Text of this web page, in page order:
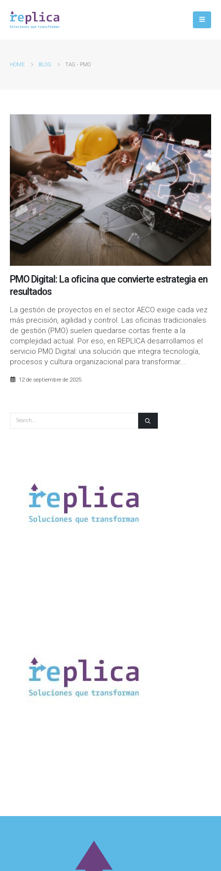
HOME BLOG TAG - PMO
PMO Digital: La oficina que convierte estrategia en
resultados
La gestión de proyectos en el sector AECO exige cada vez
más precisión, agilidad y control. Las oficinas tradicionales
de gestión (PMO) suelen quedarse cortas frente a la
complejidad actual. Por eso, en REPLICA desarrollamos el
servicio PMO Digital: una solución que integra tecnología,
procesos y cultura organizacional para transformar...
12 de septiembre de 2025